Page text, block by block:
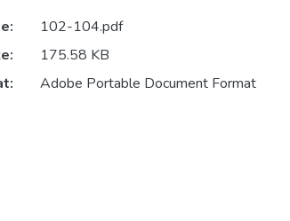
102-104.pdf
175.58 KB
Adobe Portable Document Format